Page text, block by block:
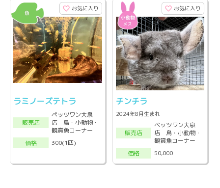
お気に入り
ラミノーズテトラ
販売店
ペッツワン大泉
店 鳥・小動物・
観賞魚コーナー
価格
300(1匹)
お気に入り
チンチラ
2024年8月生まれ
販売店
ペッツワン大泉
店 鳥・小動物・
観賞魚コーナー
価格
50,000